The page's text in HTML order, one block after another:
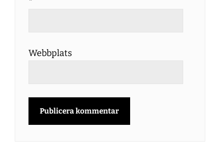
Webbplats